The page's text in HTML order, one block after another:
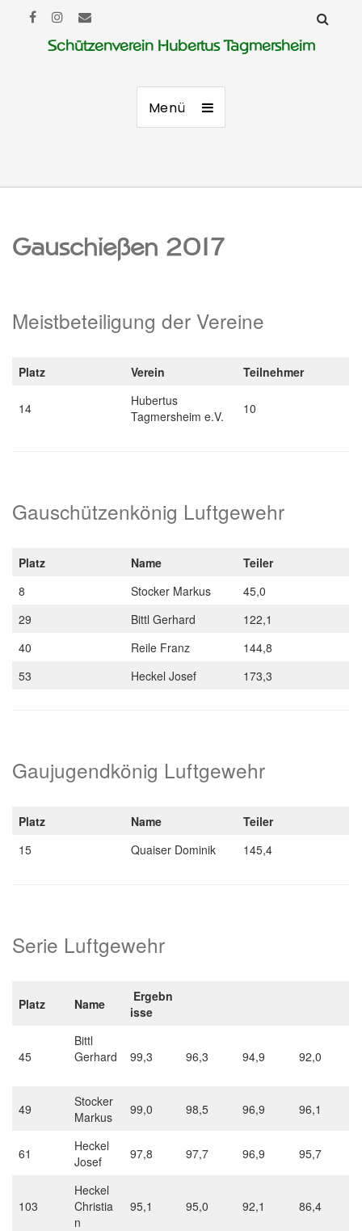
Schützenverein Hubertus Tagmersheim
Menü
Gauschießen 2017
Meistbeteiligung der Vereine
Platz Verein Teilnehmer
14
Hubertus
Tagmersheim e.V.
10
Gauschützenkönig Luftgewehr
Platz Name
Teiler
8
Stocker Markus
45,0
29
Bittl Gerhard
122,1
40
Reile Franz
144,8
53
Heckel Josef 173,3
Gaujugendkönig Luftgewehr
Platz Name
Teiler
15
Quaiser Dominik 145,4
Serie Luftgewehr
Platz Name
Ergebn
isse
45
Bittl
Gerhard
99,3 96,3 94,9 92,0
49
Stocker
Markus
99,0 98,5 96,9 96,1
61
Heckel
Josef
97,8 97,7 96,9 95,7
103
Heckel
Christia
n
95,1 95,0 92,1 86,4